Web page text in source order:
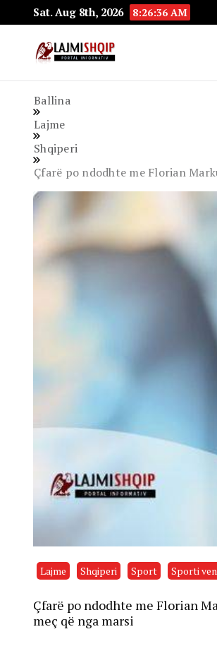
Sat. Aug 8th, 2026 8:26:37 AM
Ballina
Lajme
Shqiperi
Çfarë po ndodhte me Florian
Lajme Shqiperi Sport Sporti
Çfarë po ndodhte me Florian
meç që nga marsi